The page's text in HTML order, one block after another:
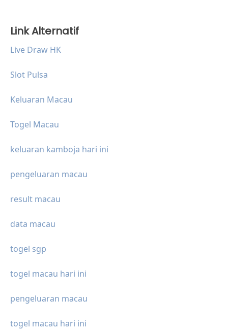
Link Alternatif
Live Draw HK
Slot Pulsa
Keluaran Macau
Togel Macau
keluaran kamboja hari ini
pengeluaran macau
result macau
data macau
togel sgp
togel macau hari ini
pengeluaran macau
togel macau hari ini